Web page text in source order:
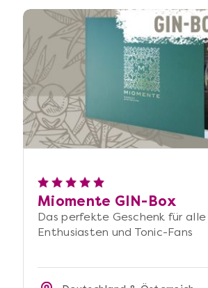
Miomente GIN-Box
Das perfekte Geschenk für alle
Enthusiasten und Tonic-Fans